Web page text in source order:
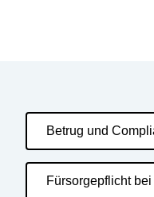
Betrug und
Fürsorgepflicht